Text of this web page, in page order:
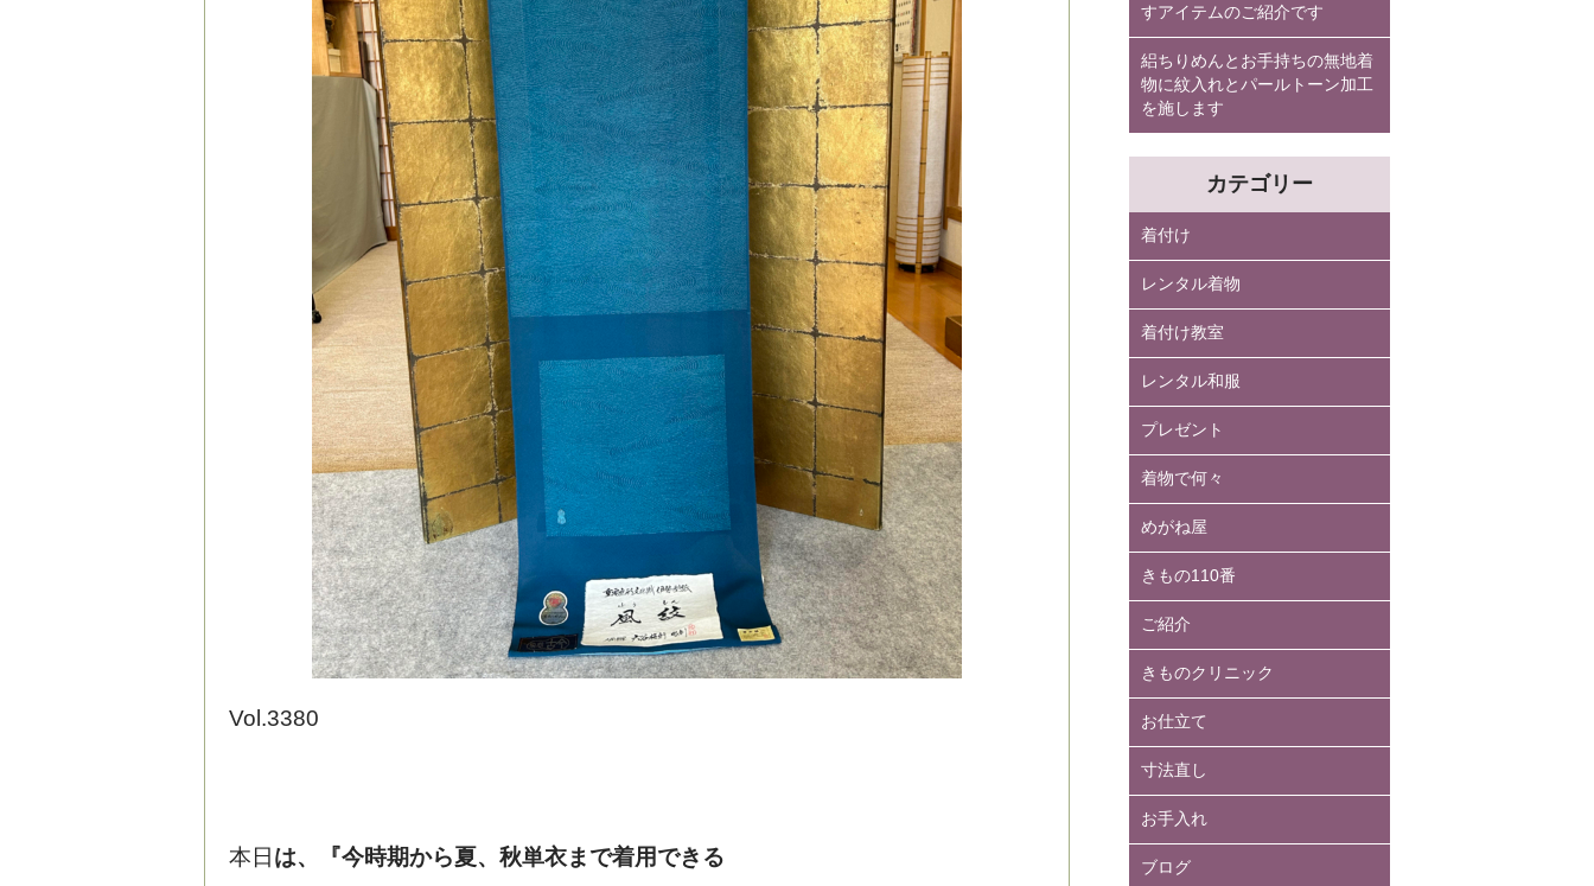
Vol.3380
本日 は、『今時期から夏、 秋単衣まで着用できる
すアイテムのご紹介です
絽ちりめんとお手持ちの無地着
物に紋入れとパールトーン加工
を施します
カテゴリー
着付け
レンタル着物
着付け教室
レンタル和服
プレゼント
着物で何々
めがね屋
きもの110番
ご紹介
きものクリニック
お仕立て
寸法直し
お手入れ
ブログ